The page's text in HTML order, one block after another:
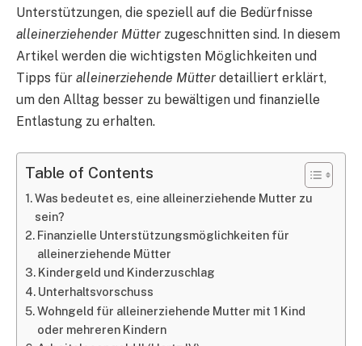
Unterstützungen, die speziell auf die Bedürfnisse
alleinerziehender Mütter zugeschnitten sind. In diesem
Artikel werden die wichtigsten Möglichkeiten und
Tipps für alleinerziehende Mütter detailliert erklärt,
um den Alltag besser zu bewältigen und finanzielle
Entlastung zu erhalten.
Table of Contents
Was bedeutet es, eine alleinerziehende Mutter zu
sein?
Finanzielle Unterstützungsmöglichkeiten für
alleinerziehende Mütter
Kindergeld und Kinderzuschlag
Unterhaltsvorschuss
Wohngeld für alleinerziehende Mutter mit 1 Kind
oder mehreren Kindern